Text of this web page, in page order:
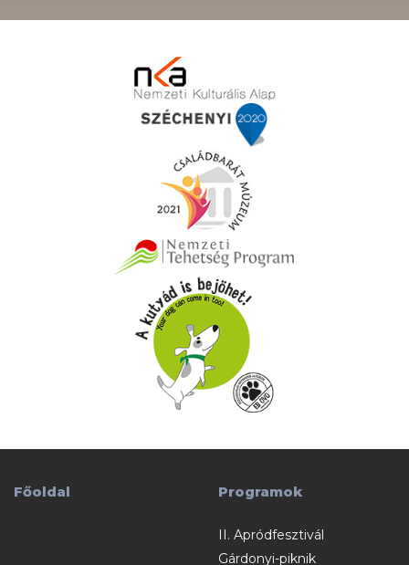
Főoldal Programok
II. Apródfesztivál
Gárdonyi-piknik